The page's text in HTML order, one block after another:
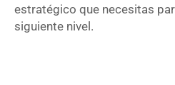
estratégico que necesitas
siguiente nivel.